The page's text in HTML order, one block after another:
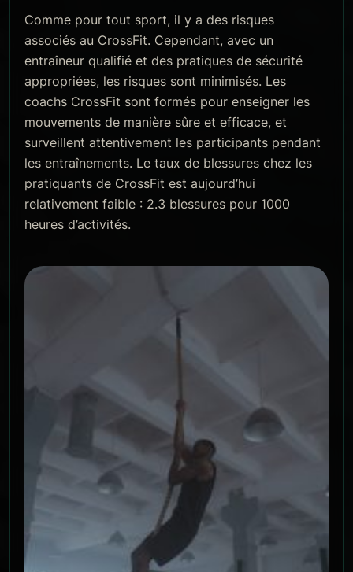
Comme pour tout sport, il y a des risques
associés au CrossFit. Cependant, avec un
entraîneur qualifié et des pratiques de sécurité
appropriées, les risques sont minimisés. Les
coachs CrossFit sont formés pour enseigner les
mouvements de manière sûre et efficace, et
surveillent attentivement les participants pendant
les entraînements. Le taux de blessures chez les
pratiquants de CrossFit est aujourd’hui
relativement faible : 2.3 blessures pour 1000
heures d’activités.